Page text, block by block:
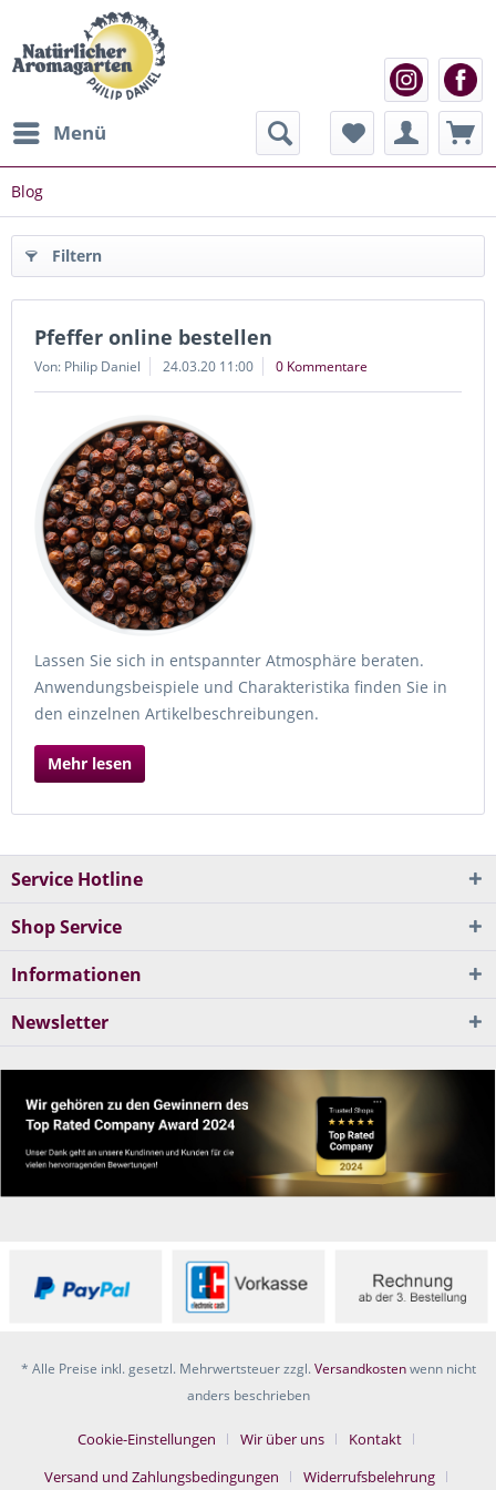
Menü
Blog
Filtern
Pfeffer online bestellen
Von: Philip Daniel 24.03.20 11:00 0 Kommentare
Lassen Sie sich in entspannter Atmosphäre beraten.
Anwendungsbeispiele und Charakteristika finden Sie in
den einzelnen Artikelbeschreibungen.
Mehr lesen
Service Hotline
Shop Service
Informationen
Newsletter
* Alle Preise inkl. gesetzl. Mehrwertsteuer zzgl.Versandkostenwenn nicht
anders beschrieben
Cookie-Einstellungen Wir über uns
Kontakt
Versand und Zahlungsbedingungen
Widerrufsbelehrung